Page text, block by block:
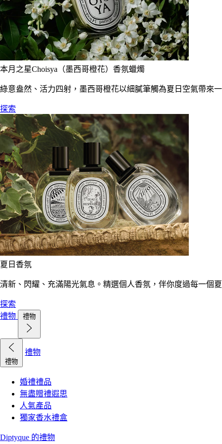
本月之星Choisya（墨西哥橙花）香氛蠟燭
綠意盎然、活力四射，墨西哥橙花以細膩筆觸為夏日空氣帶來
探索
夏日香氛
清新、閃耀、充滿陽光氣息。精選個人香氛，伴你度過每一個
探索
禮物
禮物
禮物
禮物
婚禮禮品
無盡贈禮遐思
人氣產品
獨家香水禮盒
Diptyque 的禮物